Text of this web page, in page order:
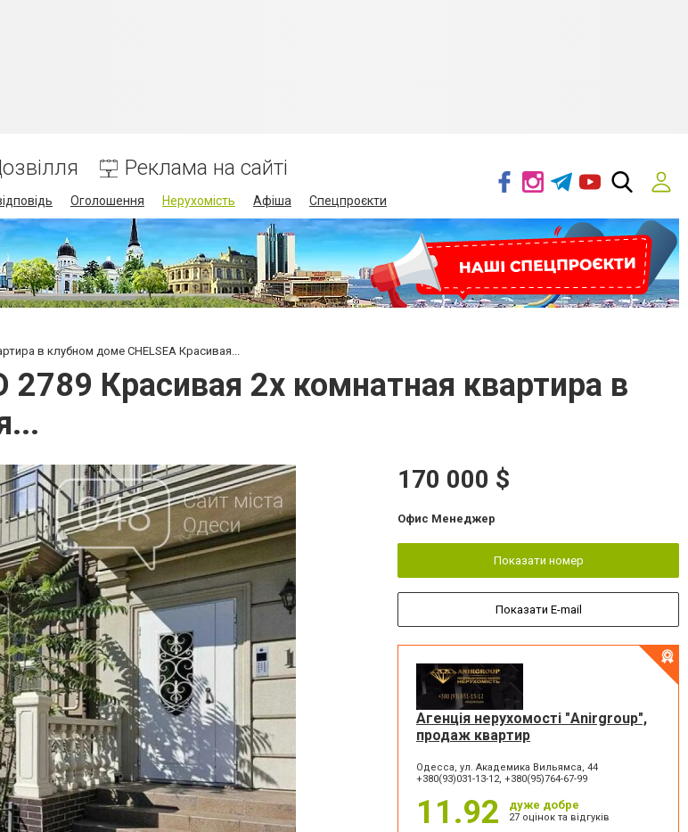
Реклама на сайті
Оголошення Нерухомість Афіша Спецпроєкти
в клубном доме CHELSEA Красивая...
Красивая 2х комнатная квартира в
170 000 $
Офис Менеджер
Показати номер
Показати E-mail
Агенція нерухомості "Anirgroup",
продаж квартир
Одесса, ул. Академика Вильямса, 44
+380(93)031-13-12, +380(95)764-67-99
11.92 дуже добре
27 оцінок та відгуків